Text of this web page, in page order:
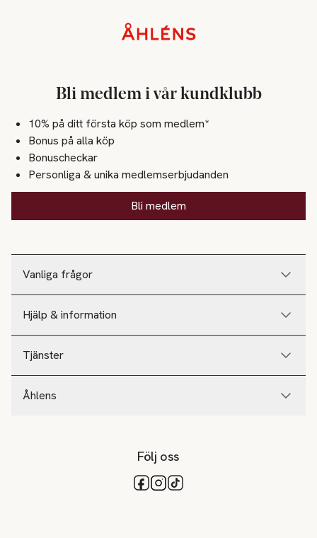
Vanliga frågor
Hjälp & information
Tjänster
Åhlens
Bli medlem i vår kundklubb
10% på ditt första köp som medlem*
Bonus på alla köp
Bonuscheckar
Personliga & unika medlemserbjudanden
Bli medlem
Följ oss